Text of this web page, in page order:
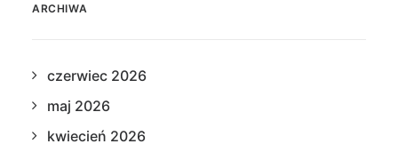
ARCHIWA
czerwiec 2026
maj 2026
kwiecień 2026